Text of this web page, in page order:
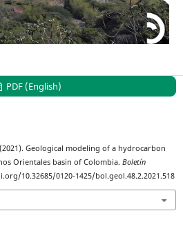
PDF (English)
Geological modeling of a hydrocarbon
Orientales basin of Colombia.Boletín
10.32685/0120-1425/bol.geol.48.2.2021.518